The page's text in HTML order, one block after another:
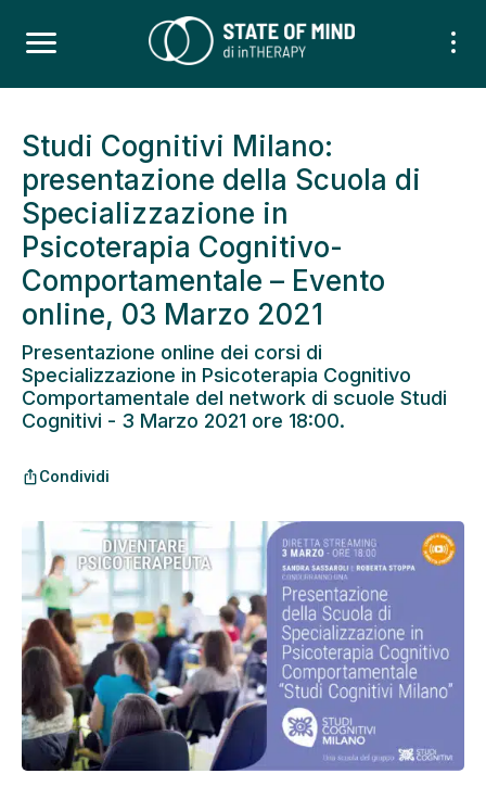
Studi Cognitivi Milano:
presentazione della Scuola di
Specializzazione in
Psicoterapia Cognitivo-
Comportamentale – Evento
online, 03 Marzo 2021
Presentazione online dei corsi di
Specializzazione in Psicoterapia Cognitivo
Comportamentale del network di scuole Studi
Cognitivi - 3 Marzo 2021 ore 18:00.
ios_shareCondividi